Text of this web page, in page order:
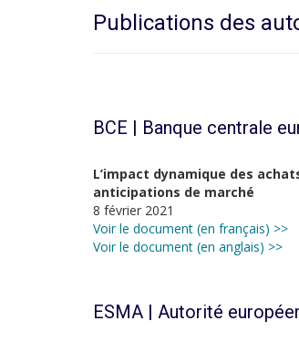
Publications des
BCE | Banque centrale
L’impact dynamique des
anticipations de marché
8 février 2021
Voir le document (en français) >>
Voir le document (en anglais) >>
ESMA | Autorité